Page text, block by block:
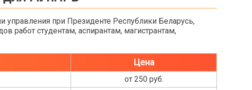
при Президенте Республики Беларусь,
работ студентам, аспирантам, магистрантам,
Цена
от 250 руб.